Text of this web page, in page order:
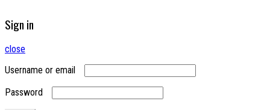
Sign in
close
Username or email
Password